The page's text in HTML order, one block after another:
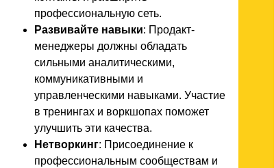
профессиональную сеть.
Развивайте навыки: Продакт-
менеджеры должны обладать
сильными аналитическими,
коммуникативными и
управленческими навыками. Участие
в тренингах и воркшопах поможет
улучшить эти качества.
Нетворкинг: Присоединение к
профессиональным сообществам и